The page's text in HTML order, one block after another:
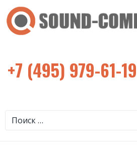
+7 (495) 979-61-19